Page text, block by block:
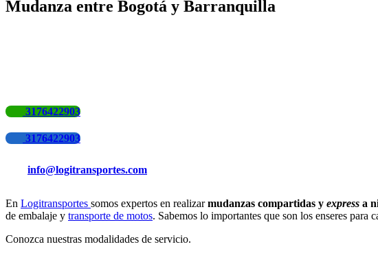
Mudanza entre Bogotá y Barranquilla
3176422903
3176422903
info@logitransportes.com
En Logitransportes somos expertos en realizarmudanzas compartidas y express a
de embalaje y transporte de motos. Sabemos lo importantes que son los enseres para
Conozca nuestras modalidades de servicio.